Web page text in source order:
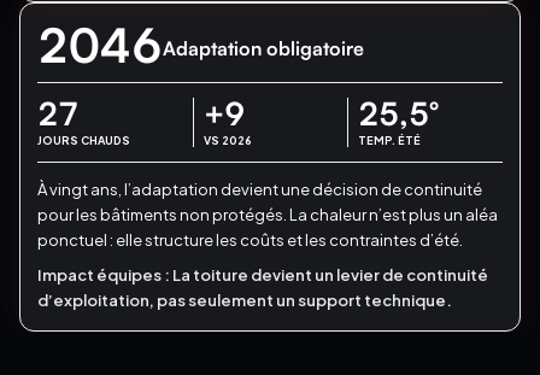
2046Adaptation obligatoire
27
JOURS CHAUDS
+9
VS 2026
25,5°
TEMP. ÉTÉ
À vingt ans, l’adaptation devient une décision de continuité
pour les bâtiments non protégés. La chaleur n’est plus un aléa
ponctuel : elle structure les coûts et les contraintes d’été.
Impact équipes : La toiture devient un levier de continuité
d’exploitation, pas seulement un support technique.